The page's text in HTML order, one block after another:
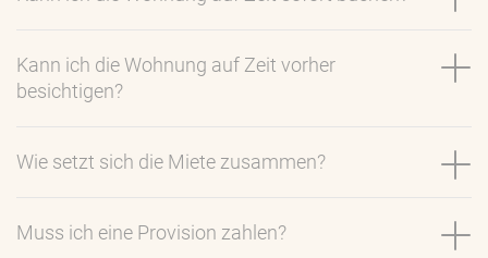
Kann ich die Wohnung auf Zeit vorher
besichtigen?
Wie setzt sich die Miete zusammen?
Muss ich eine Provision zahlen?